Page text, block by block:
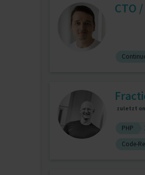
CTO
zuletzt
PHP
Code-